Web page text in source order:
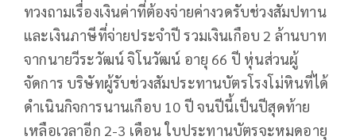
ทวงถามเรื่องเงินค่าที่ต้องจ่ายค่างวดรับช่วงสัมปทาน
และเงินภาษีที่จ่ายประจำปี รวมเงินเกือบ 2 ล้านบาท
จากนายวีระวัฒน์ จิโนวัฒน์ อายุ 66 ปี หุ่นส่วนผู้
จัดการ บริษัทผู้รับช่วงสัมประทานบัตรโรงโม่หินที่ได้
ดำเนินกิจการนานเกือบ 10 ปี จนปีนี้เป็นปีสุดท้าย
เหลือเวลาอีก 2-3 เดือน ใบประทานบัตรจะหมดอายุ